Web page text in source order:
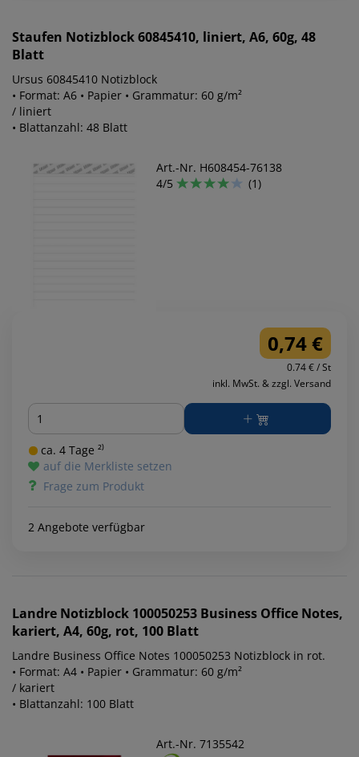
Staufen Notizblock 60845410, liniert, A6, 60g, 48
Blatt
Ursus 60845410 Notizblock
• Format: A6 • Papier • Grammatur: 60 g/m²
/ liniert
• Blattanzahl: 48 Blatt
Art.-Nr. H608454-76138
4/5
(1)
0,74 €
0.74 € / St
inkl. MwSt. & zzgl. Versand
Menge
ca. 4 Tage ²⁾
auf die Merkliste setzen
Frage zum Produkt
2 Angebote verfügbar
Landre Notizblock 100050253 Business Office Notes,
kariert, A4, 60g, rot, 100 Blatt
Landre Business Office Notes 100050253 Notizblock in rot.
• Format: A4 • Papier • Grammatur: 60 g/m²
/ kariert
• Blattanzahl: 100 Blatt
Art.-Nr. 7135542